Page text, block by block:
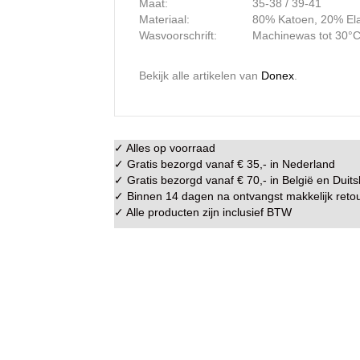
Maat:
35-38 / 39-41
Materiaal:
80% Katoen, 20%
Wasvoorschrift:
Machinewas tot 30°C
Bekijk alle artikelen van Donex
✓ Alles op voorraad
✓ Gratis bezorgd vanaf € 35,- in Nederland
✓ Gratis bezorgd vanaf € 70,- in België en
✓ Binnen 14 dagen na ontvangst makkelijk
✓ Alle producten zijn inclusief BTW